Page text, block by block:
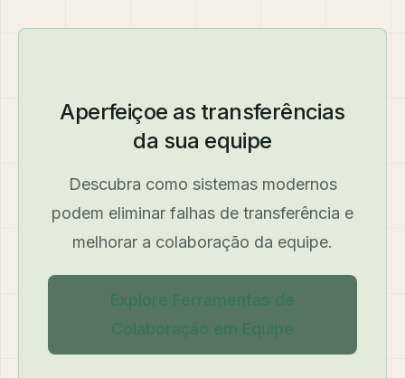
Aperfeiçoe as transferências
da sua equipe
Descubra como sistemas modernos
podem eliminar falhas de transferência e
melhorar a colaboração da equipe.
Explore Ferramentas de
Colaboração em Equipe